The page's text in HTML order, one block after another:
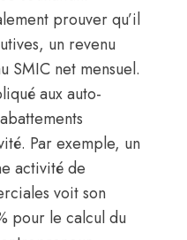
prouver qu’il
un revenu
SMIC net mensuel.
aux auto-
Par exemple, un
activité de
voit son
pour le calcul du